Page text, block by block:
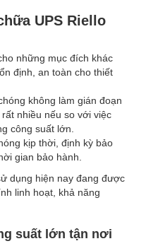
UPS Riello
những mục đích khác
định, an toàn cho thiết
không làm gián đoạn
nhiều nếu so với việc
công suất lớn.
kịp thời, định kỳ bảo
gian bảo hành.
dụng hiện nay đang được
linh hoạt, khả năng
suất lớn tận nơi